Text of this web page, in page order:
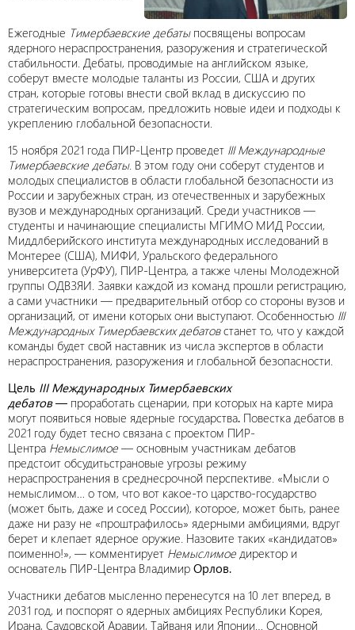
Ежегодные Тимербаевские дебатыпосвящены вопросам
ядерного нераспространения, разоружения и стратегической
стабильности. Дебаты, проводимые на английском языке,
соберут вместе молодые таланты из России, США и других
стран, которые готовы внести свой вклад в дискуссию по
стратегическим вопросам, предложить новые идеи и подходы к
укреплению глобальной безопасности.
15 ноября 2021 года ПИР-Центр проведет III Международные
Тимербаевские дебаты. В этом году они соберут студентов и
молодых специалистов в области глобальной безопасности из
России и зарубежных стран, из отечественных и зарубежных
вузов и международных организаций. Среди участников —
студенты и начинающие специалисты МГИМО МИД России,
Миддлберийского института международных исследований в
Монтерее (США), МИФИ, Уральского федерального
университета (УрФУ), ПИР-Центра, а также члены Молодежной
группы ОДВЗЯИ. Заявки каждой из команд прошли регистрацию,
а сами участники — предварительный отбор со стороны вузов и
организаций, от имени которых они выступают. Особенностью III
Международных Тимербаевских дебатовстанет то, что у каждой
команды будет свой наставник из числа экспертов в области
нераспространения, разоружения и глобальной безопасности.
Цель III Международных Тимербаевских
дебатов— проработать сценарии, при которых на карте мира
могут появиться новые ядерные государства. Повестка дебатов в
2021 году будет тесно связана с проектом ПИР-
Центра Немыслимое — основным участникам дебатов
предстоит обсудитьстрановые угрозы режиму
нераспространения в среднесрочной перспективе. «Мысли о
немыслимом… о том, что вот какое-то царство-государство
(может быть, даже и сосед России), которое, может быть, ранее
даже ни разу не «проштрафилось» ядерными амбициями, вдруг
берет и клепает ядерное оружие. Назовите таких «кандидатов»
поименно!», — комментирует Немыслимое директор и
основатель ПИР-Центра Владимир Орлов.
Участники дебатов мысленно перенесутся на 10 лет вперед, в
2031 год, и поспорят о ядерных амбициях Республики Корея,
Ирана, Саудовской Аравии, Тайваня или Японии… Основной